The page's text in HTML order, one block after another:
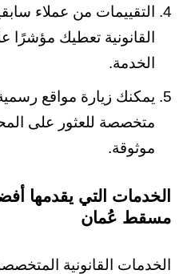
التقييمات من عملاء
القانونية تعطيك مؤشرًا
الخدمة.
يمكنك زيارة مواقع
متخصصة للعثور على
موثوقة.
الخدمات التي يقدمها
مسقط عُمان
الخدمات القانونية